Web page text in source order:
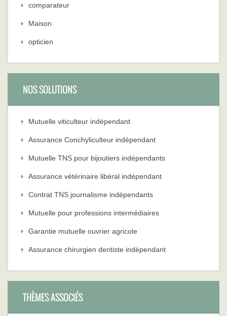
comparateur
Maison
opticien
NOS SOLUTIONS
Mutuelle viticulteur indépendant
Assurance Conchyliculteur indépendant
Mutuelle TNS pour bijoutiers indépendants
Assurance vétérinaire libéral indépendant
Contrat TNS journalisme indépendants
Mutuelle pour professions intermédiaires
Garantie mutuelle ouvrier agricole
Assurance chirurgien dentiste indépendant
THÈMES ASSOCIÉS